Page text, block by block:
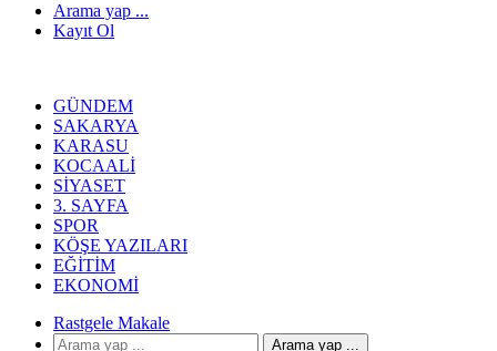
Arama yap ...
Kayıt Ol
GÜNDEM
SAKARYA
KARASU
KOCAALI
SIYASET
3. SAYFA
SPOR
KÖŞE YAZILARI
EĞITIM
EKONOMI
Rastgele Makale
Arama yap ...